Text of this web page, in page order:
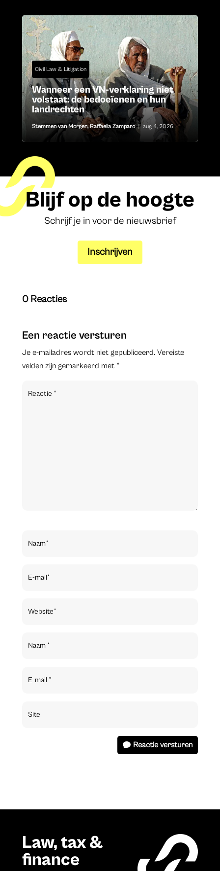
Civil Law & Litigation
Wanneer een VN-verklaring niet
volstaat: de bedoeïenen en hun
landrechten
Stemmen van Morgen,Raffaella Zamparo | aug 4, 2026
Blijf op de hoogte
Schrijf je in voor de nieuwsbrief
Inschrijven
0 Reacties
Een reactie versturen
Je e-mailadres wordt niet gepubliceerd. Vereiste
velden zijn gemarkeerd met *
Reactie versturen
Law, tax &
finance